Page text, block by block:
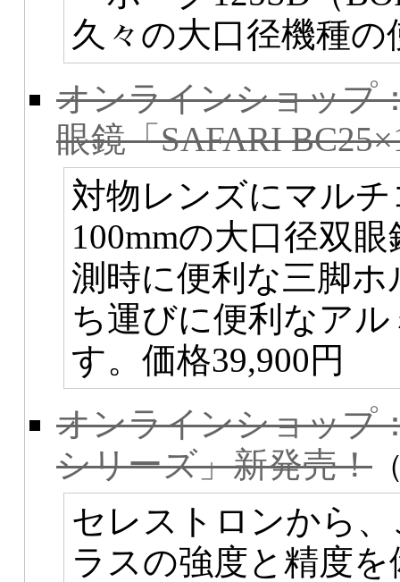
久々の大口径機種
オンラインショップ
眼鏡「SAFARI
対物レンズにマル
100mmの大口径双
測時に便利な三脚
ち運びに便利なア
す。価格39,900円
オンラインショップ
シリーズ」新発売！
セレストロンから
ラスの強度と精度